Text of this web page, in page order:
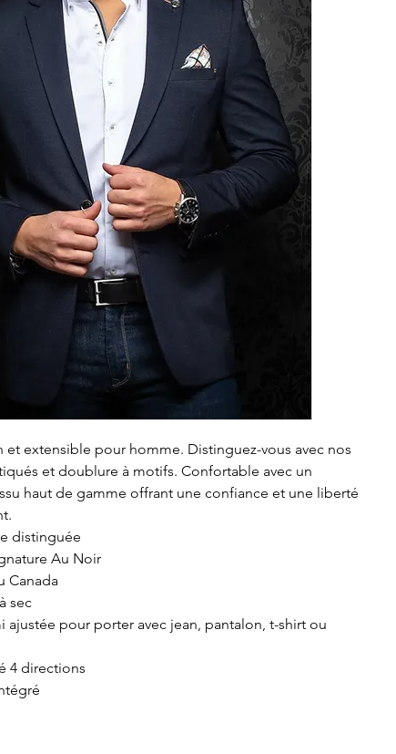
et extensible pour homme. Distinguez-vous avec nos
et doublure à motifs. Confortable avec un
haut de gamme offrant une confiance et une liberté
distinguée
Au Noir
Canada
sec
ajustée pour porter avec jean, pantalon, t-shirt ou
4 directions